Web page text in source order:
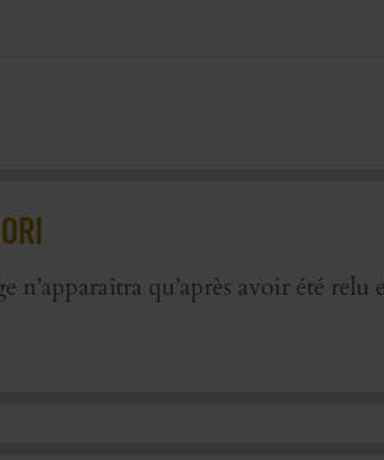
n’apparaîtra qu’après avoir été relu